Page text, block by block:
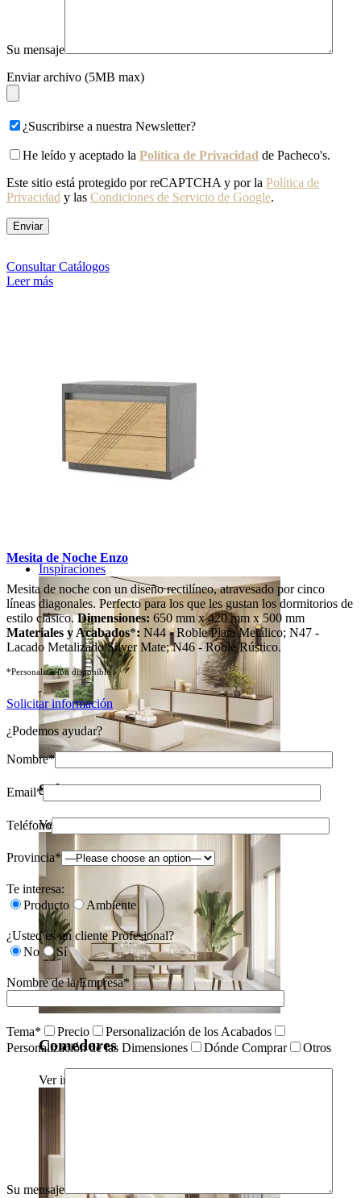
Inspiraciones
Salones
Ver inspiraciones
Comedores
Ver inspiraciones
Su mensaje
Enviar archivo (5MB max)
¿Suscribirse a nuestra Newsletter?
He leído y aceptado la Política de Privacidad de Pacheco's.
Este sitio está protegido por reCAPTCHA y por la Política de
Privacidad y las Condiciones de Servicio de Google.
Consultar Catálogos
Leer más
Mesita de Noche Enzo
Mesita de noche con un diseño rectilíneo, atravesado por cinco
líneas diagonales. Perfecto para los que les gustan los dormitorios de
estilo clásico.Dimensiones: 650 mm x 420 mm x 500 mm
Materiales y Acabados*: N44 - Roble Plata Metálico; N47 -
Lacado Metalizado Silver Mate; N46 - Roble Rústico.
*Personalización disponible
Solicitar información
¿Podemos ayudar?
Nombre*
Email*
Teléfono
Provincia*
Te interesa:
Producto
Ambiente
¿Usted es un cliente Profesional?
No
Sí
Nombre de la Empresa*
Tema* Precio
Personalización de los Acabados
Personalización de las Dimensiones
Dónde Comprar Otros
Su mensaje